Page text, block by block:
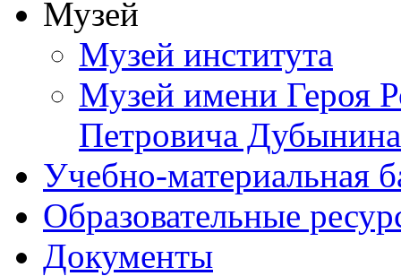
Музей
Музей института
Музей имени Героя
Петровича Дубынина
Учебно-материальная
Образовательные
Документы